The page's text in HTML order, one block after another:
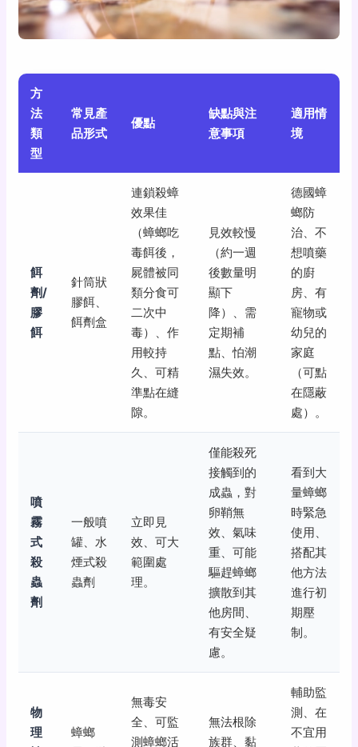
方
法
類
型
常見產
品形式
優點
缺點與注
意事項
適用情
境
餌
劑/
膠
餌
針筒狀
膠餌、
餌劑盒
連鎖殺蟑
效果佳
（蟑螂吃
毒餌後，
屍體被同
類分食可
二次中
毒）、作
用較持
久、可精
準點在縫
隙。
見效較慢
（約一週
後數量明
顯下
降）、需
定期補
點、怕潮
濕失效。
德國蟑
螂防
治、不
想噴藥
的廚
房、有
寵物或
幼兒的
家庭
（可點
在隱蔽
處）。
噴
霧
式
殺
蟲
劑
一般噴
罐、水
煙式殺
蟲劑
立即見
效、可大
範圍處
理。
僅能殺死
接觸到的
成蟲，對
卵鞘無
效、氣味
重、可能
驅趕蟑螂
擴散到其
他房間、
有安全疑
慮。
看到大
量蟑螂
時緊急
使用、
搭配其
他方法
進行初
期壓
制。
物
理
蟑螂
無毒安
全、可監
測蟑螂活
無法根除
族群、黏
輔助監
測、在
不宜用